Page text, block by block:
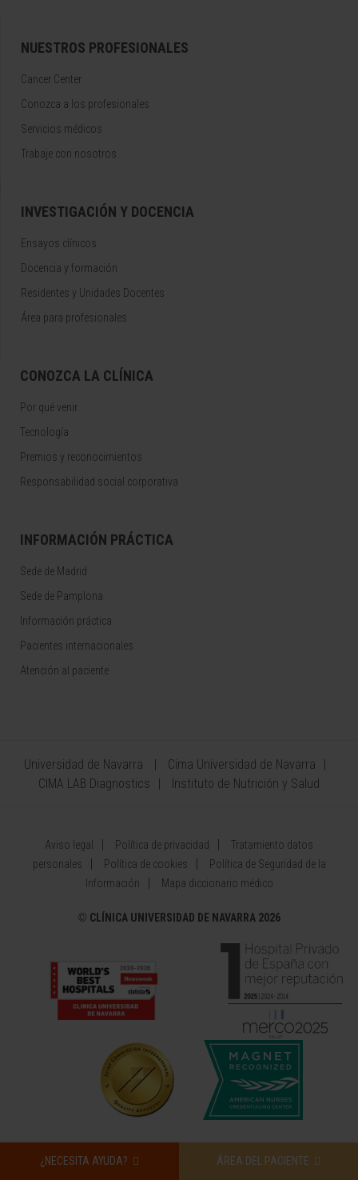
¿NECESITA AYUDA? ÁREA DEL PACIENTE
NUESTROS PROFESIONALES
Cancer Center
Conozca a los profesionales
Servicios médicos
Trabaje con nosotros
INVESTIGACIÓN Y DOCENCIA
Ensayos clínicos
Docencia y formación
Residentes y Unidades Docentes
Área para profesionales
CONOZCA LA CLÍNICA
Por qué venir
Tecnología
Premios y reconocimientos
Responsabilidad social corporativa
INFORMACIÓN PRÁCTICA
Sede de Madrid
Sede de Pamplona
Información práctica
Pacientes internacionales
Atención al paciente
Universidad de Navarra
Cima Universidad de Navarra
CIMA LAB Diagnostics
Instituto de Nutrición y Salud
Aviso legal Política de privacidad
Tratamiento datos
personales
Política de cookies
Política de Seguridad de la
Información
Mapa diccionario médico
© CLÍNICA UNIVERSIDAD DE NAVARRA 2026